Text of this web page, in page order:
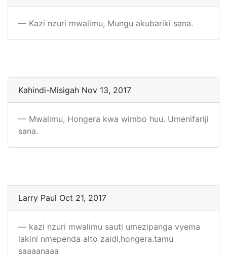
Kazi nzuri mwalimu, Mungu akubariki sana.
Kahindi-Misigah Nov 13, 2017
Mwalimu, Hongera kwa wimbo huu. Umenifariji
sana.
Larry Paul Oct 21, 2017
kazi nzuri mwalimu sauti umezipanga vyema
lakini nmependa alto zaidi,hongera.tamu
saaaanaaa